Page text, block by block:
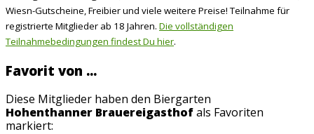
Wiesn-Gutscheine, Freibier und viele weitere Preise! Teilnahme für
registrierte Mitglieder ab 18 Jahren. Die vollständigen
Teilnahmebedingungen findest Du hier.
Favorit von ...
Diese Mitglieder haben den Biergarten
Hohenthanner Brauereigasthofals Favoriten
markiert: